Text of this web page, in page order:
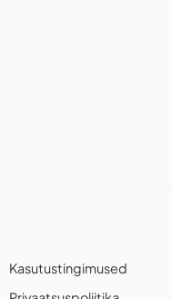
Kasutustingimused